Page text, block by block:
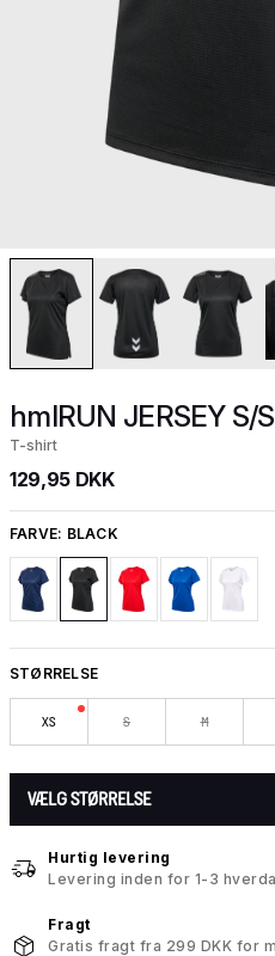
hmlRUN JERSEY S/
T-shirt
129,95 DKK
FARVE: BLACK
STØRRELSE
XS S M
VÆLG STØRRELSE
Hurtig levering
Levering inden for 1-3
Fragt
Gratis fragt fra 299 DKK for